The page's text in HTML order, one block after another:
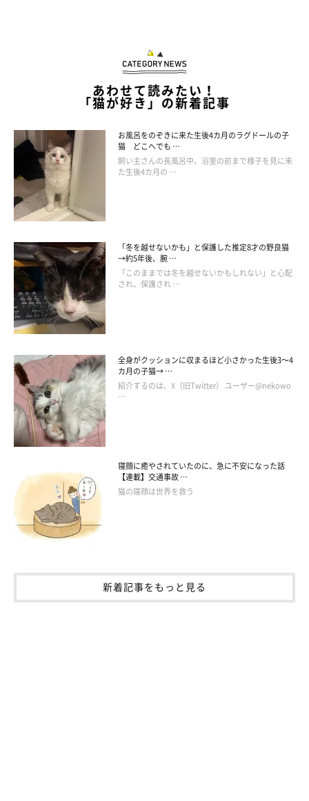
少しアンニュイな雰囲気のめいちゃん。
@sabinekonyans
さらに、同じトンネルを使っている猫の飼い主さんからも写真が
寄せられて、「見ていてほっこりしました。たくさんの方に見て
仲良し姉妹猫のめいちゃん＆よもぎちゃん
あわせて読みたい！
「猫が好き」の新着記事
お風呂をのぞきに来た生後4カ月のラグドールの子
猫 どこへでも …
飼い主さんの長風呂中、浴室の前まで様子を見に来
た生後4カ月の …
「冬を越せないかも」と保護した推定8才の野良猫
→約5年後、腕 …
「このままでは冬を越せないかもしれない」と心配
され、保護され …
全身がクッションに収まるほど小さかった生後3～4
カ月の子猫→ …
紹介するのは、X（旧Twitter） ユーザー@nekowo
…
寝顔に癒やされていたのに、急に不安になった話
【連載】交通事故 …
猫の寝顔は世界を救う
新着記事をもっと見る